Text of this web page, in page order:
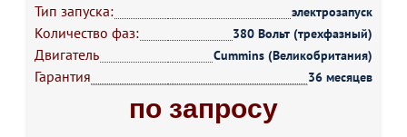
Тип запуска: электрозапуск
Количество фаз: 380 Вольт (трехфазный)
Двигатель Cummins (Великобритания)
Гарантия 36 месяцев
по запросу